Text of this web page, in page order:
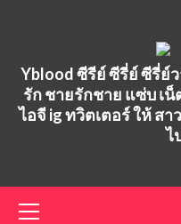
Yblood ซีรีย์ ซีรี่ย์ ซีรี่ย์
รัก ชายรักชาย แซ่บ เ
ไอจี ig ทวิตเตอร์ ให้ ส
ไ
Menu